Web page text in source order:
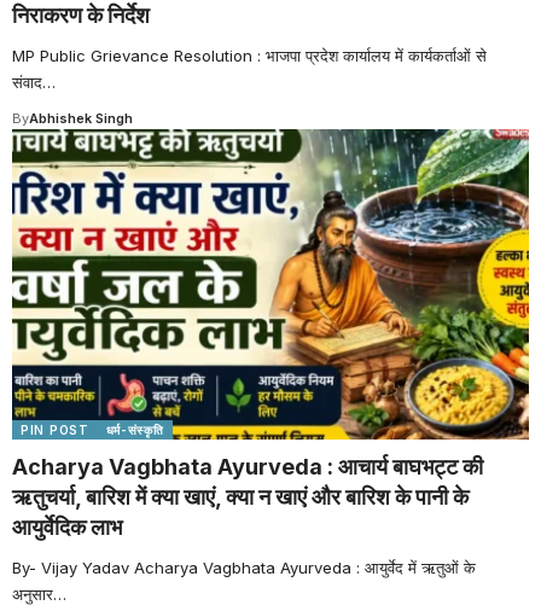
निराकरण के निर्देश
MP Public Grievance Resolution : भाजपा प्रदेश कार्यालय में कार्यकर्ताओं से
संवाद…
ByAbhishek Singh
PIN POST धर्म-संस्कृति
Acharya Vagbhata Ayurveda : आचार्य बाघभट्ट की
ऋतुचर्या, बारिश में क्या खाएं, क्या न खाएं और बारिश के पानी के
आयुर्वेदिक लाभ
By- Vijay Yadav Acharya Vagbhata Ayurveda : आयुर्वेद में ऋतुओं के
अनुसार…